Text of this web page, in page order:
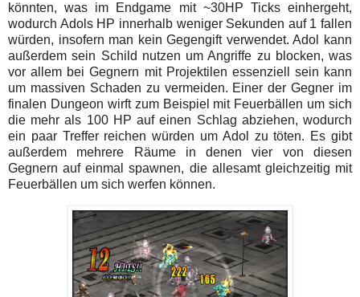
könnten, was im Endgame mit ~30HP Ticks einhergeht,
wodurch Adols HP innerhalb weniger Sekunden auf 1 fallen
würden, insofern man kein Gegengift verwendet. Adol kann
außerdem sein Schild nutzen um Angriffe zu blocken, was
vor allem bei Gegnern mit Projektilen essenziell sein kann
um massiven Schaden zu vermeiden. Einer der Gegner im
finalen Dungeon wirft zum Beispiel mit Feuerbällen um sich
die mehr als 100 HP auf einen Schlag abziehen, wodurch
ein paar Treffer reichen würden um Adol zu töten. Es gibt
außerdem mehrere Räume in denen vier von diesen
Gegnern auf einmal spawnen, die allesamt gleichzeitig mit
Feuerbällen um sich werfen können.